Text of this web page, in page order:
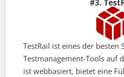
#3.
TestRail ist eines der besten
Testmanagement-Tools auf
ist webbasiert, bietet eine